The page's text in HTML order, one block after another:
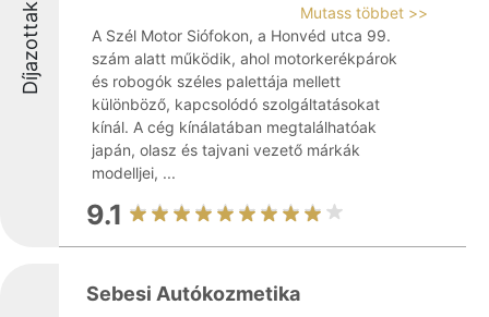
Díjazottak
Mutass többet >>
A Szél Motor Siófokon, a Honvéd utca 99.
szám alatt működik, ahol motorkerékpárok
és robogók széles palettája mellett
különböző, kapcsolódó szolgáltatásokat
kínál. A cég kínálatában megtalálhatóak
japán, olasz és tajvani vezető márkák
modelljei, ...
9.1
Sebesi Autókozmetika